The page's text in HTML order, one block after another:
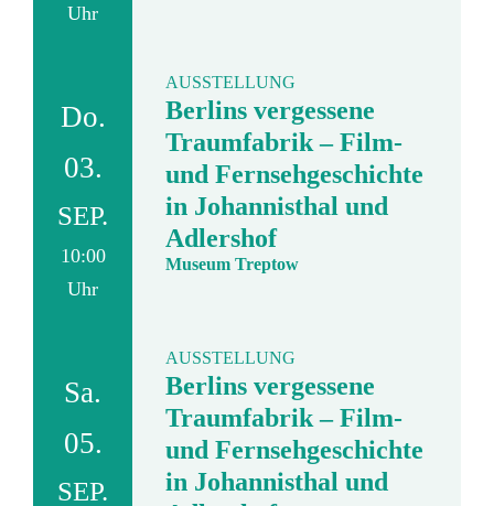
Uhr
Do.
03.
SEP.
10:00
Uhr
AUSSTELLUNG
Berlins vergessene
Traumfabrik – Film-
und Fernsehgeschichte
in Johannisthal und
Adlershof
Museum Treptow
Sa.
05.
SEP.
AUSSTELLUNG
Berlins vergessene
Traumfabrik – Film-
und Fernsehgeschichte
in Johannisthal und